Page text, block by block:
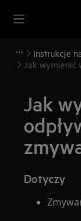
Instrukcje
Jak wymienić
Jak
Dotyczy